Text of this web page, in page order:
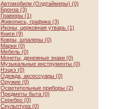
Автомобили (Олдтаймеры) (0)
Бронза (3)
Гравюры (1)
Живопись, графика (3)
Иконы, церковная утварь (1)
Книги (9)
Ковры, шпалеры (0)
Марки (0)
Мебель (0)
Монеты, денежные знаки (0)
Музыкальные инструменты (0)
Нэцкэ (0)
Одежда, аксессуары (0)
Оружие (0)
Осветительные приборы (2)
Предметы быта (0)
Серебро (0)
Скульптура (0)